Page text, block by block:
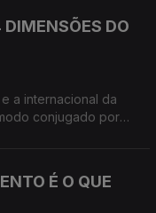
DIMENSÕES DO
a internacional da
conjugado por
É O QUE